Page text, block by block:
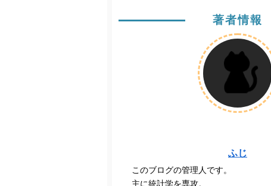
著者情報
ふじ
このブログの管理人です。
主に統計学を専攻。